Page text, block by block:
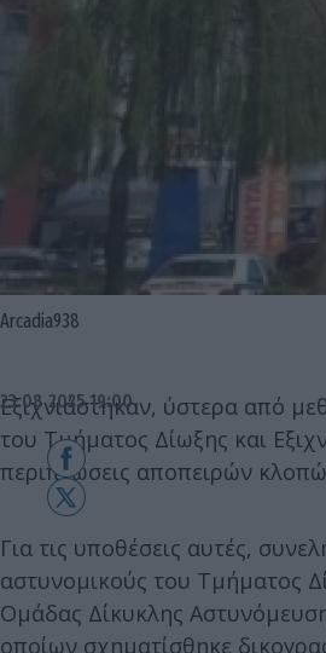
Arcadia938
23.08.2025 19:00
Εξιχνιάστηκαν, ύστερα από
του Τμήματος Δίωξης και
περιπτώσεις αποπειρών
Για τις υποθέσεις αυτές,
αστυνομικούς του Τμήματος
Ομάδας Δίκυκλης
οποίων σχηματίσθηκε